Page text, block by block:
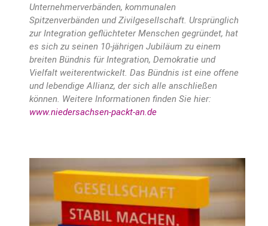
Unternehmerverbänden, kommunalen
Spitzenverbänden und Zivilgesellschaft. Ursprünglich
zur Integration geflüchteter Menschen gegründet, hat
es sich zu seinen 10-jährigen Jubiläum zu einem
breiten Bündnis für Integration, Demokratie und
Vielfalt weiterentwickelt. Das Bündnis ist eine offene
und lebendige Allianz, der sich alle anschließen
können. Weitere Informationen finden Sie hier:
www.niedersachsen-packt-an.de